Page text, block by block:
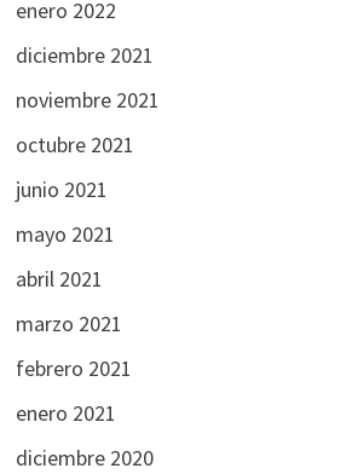
enero 2022
diciembre 2021
noviembre 2021
octubre 2021
junio 2021
mayo 2021
abril 2021
marzo 2021
febrero 2021
enero 2021
diciembre 2020